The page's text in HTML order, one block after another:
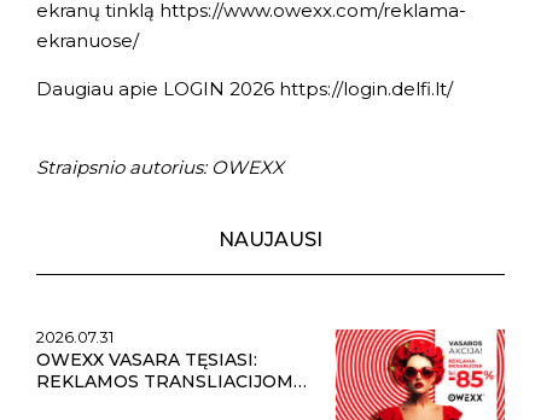
ekranų tinklą https://www.owexx.com/reklama-
ekranuose/
Daugiau apie LOGIN 2026 https://login.delfi.lt/
Straipsnio autorius: OWEXX
NAUJAUSI
2026.07.31
OWEXX VASARA TĘSIASI:
REKLAMOS TRANSLIACIJOMS